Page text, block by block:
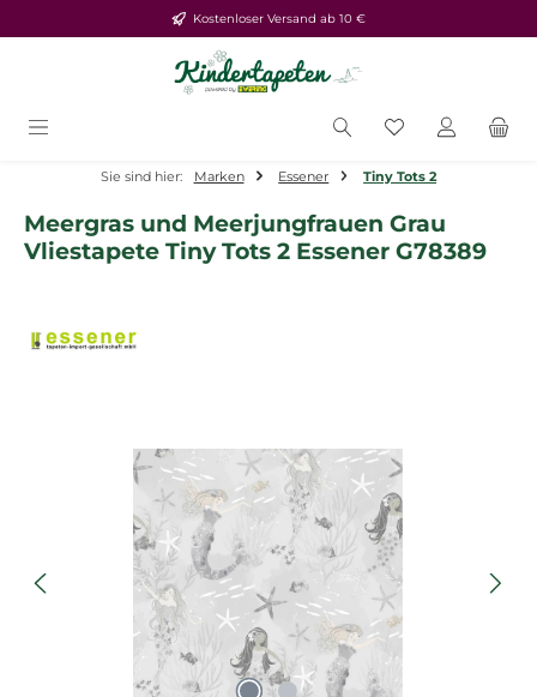
Zum Hauptinhalt springenKostenloser Versand ab 10 €
Du hast 0
Sie sind hier: Marken Essener Tiny Tots 2
Meergras und Meerjungfrauen Grau
Vliestapete Tiny Tots 2 Essener G78389
Bildergalerie überspringen